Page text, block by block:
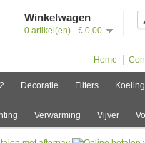
Winkelwagen
0 artikel(en) - € 0,00
Home
Decoratie Filters Koeling
Verwarming Vijver